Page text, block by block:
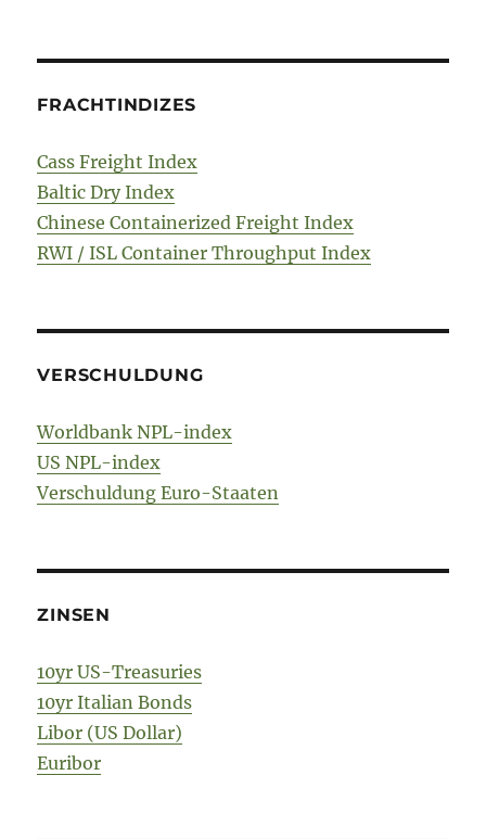
FRACHTINDIZES
Cass Freight Index
Baltic Dry Index
Chinese Containerized Freight Index
RWI / ISL Container Throughput Index
VERSCHULDUNG
Worldbank NPL-index
US NPL-index
Verschuldung Euro-Staaten
ZINSEN
10yr US-Treasuries
10yr Italian Bonds
Libor (US Dollar)
Euribor